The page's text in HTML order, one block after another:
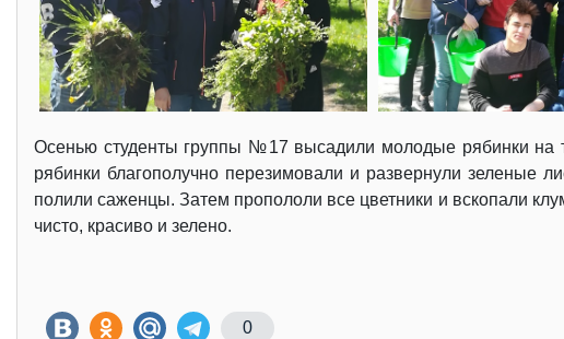
Осенью студенты группы №17 высадили молодые рябинки на
рябинки благополучно перезимовали и развернули зеленые
полили саженцы. Затем пропололи все цветники и вскопали
чисто, красиво и зелено.
0